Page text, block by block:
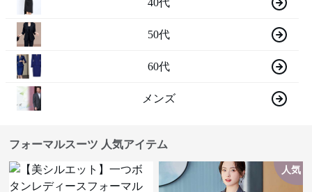
50代
60代
メンズ
フォーマルスーツ 人気アイテム
人気